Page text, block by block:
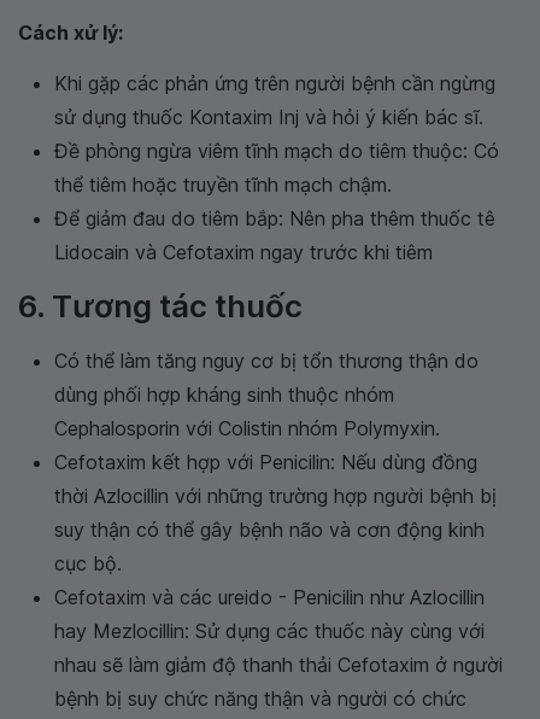
Cách xử lý:
Khi gặp các phản ứng trên người bệnh cần ngừng
sử dụng thuốc Kontaxim Inj và hỏi ý kiến bác sĩ.
Đề phòng ngừa viêm tĩnh mạch do tiêm thuộc: Có
thể tiêm hoặc truyền tĩnh mạch chậm.
Để giảm đau do tiêm bắp: Nên pha thêm thuốc tê
Lidocain và Cefotaxim ngay trước khi tiêm
6. Tương tác thuốc
Có thể làm tăng nguy cơ bị tổn thương thận do
dùng phối hợp kháng sinh thuộc nhóm
Cephalosporin với Colistin nhóm Polymyxin.
Cefotaxim kết hợp với Penicilin: Nếu dùng đồng
thời Azlocillin với những trường hợp người bệnh bị
suy thận có thể gây bệnh não và cơn động kinh
cục bộ.
Cefotaxim và các ureido - Penicilin như Azlocillin
hay Mezlocillin: Sử dụng các thuốc này cùng với
nhau sẽ làm giảm độ thanh thải Cefotaxim ở người
bệnh bị suy chức năng thận và người có chức